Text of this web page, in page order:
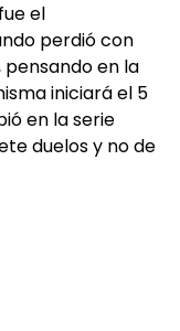
el
perdió con
pensando en la
iniciará el 5
en la serie
duelos y no de